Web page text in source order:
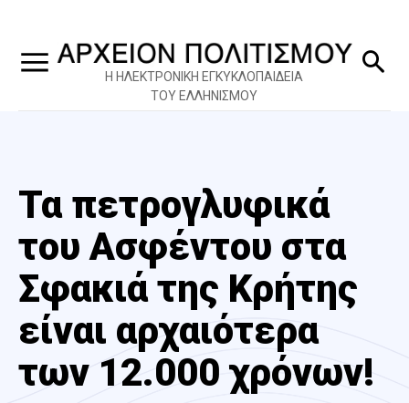
Η ΗΛΕΚΤΡΟΝΙΚΗ ΕΓΚΥΚΛΟΠΑΙΔΕΙΑ
ΤΟΥ ΕΛΛΗΝΙΣΜΟΥ
Τα πετρογλυφικά
του Ασφέντου στα
Σφακιά της Κρήτης
είναι αρχαιότερα
των 12.000 χρόνων!